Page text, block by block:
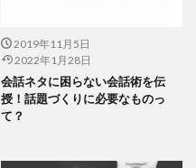
2019年11月5日
2022年1月28日
会話ネタに困らない会話術を伝
授！話題づくりに必要なものっ
て？